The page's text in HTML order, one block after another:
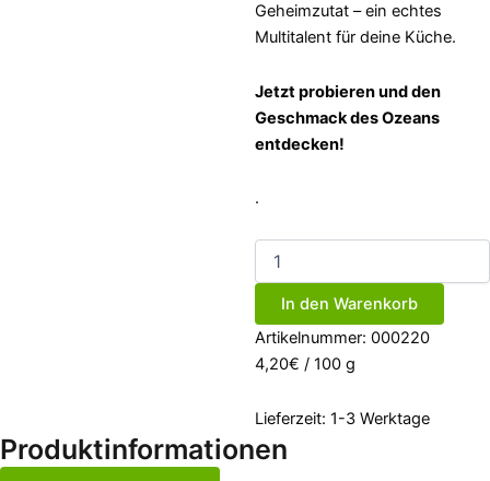
Geheimzutat – ein echtes
Multitalent für deine Küche.
Jetzt probieren und den
Geschmack des Ozeans
entdecken!
.
Algen-
Paté
Shiitake-
Meeresspaghetti
100g
(bio,
In den Warenkorb
Artikelnummer: 000220
4,20€ / 100 g
Lieferzeit: 1-3 Werktage
Produktinformationen